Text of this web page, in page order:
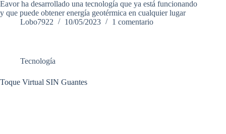
Eavor ha desarrollado una tecnología que ya está funcionando
y que puede obtener energía geotérmica en cualquier lugar
Lobo7922
10/05/2023 1 comentario
Tecnología
Toque Virtual SIN Guantes